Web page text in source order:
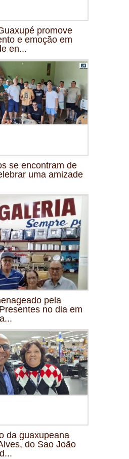
promove
e emoção em
en...
se encontram de
uma amizade
pela
no dia em
da guaxupeana
do Sao João